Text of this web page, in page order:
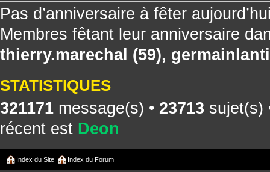
Pas d’anniversaire à fêter
Membres fêtant leur anniversaire
thierry.marechal (59),
STATISTIQUES
321171 message(s) • 23713 sujet(s)
récent est Deon
Index du Site Index du Forum